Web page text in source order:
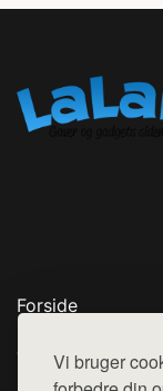
Vi bruger
Forside
Top Rabatter
Blog